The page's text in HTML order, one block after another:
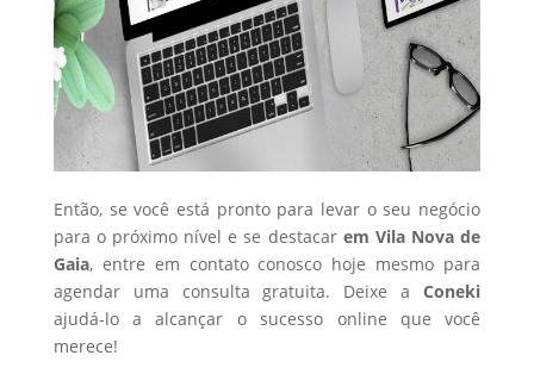
Então, se você está pronto para levar o seu negócio
para o próximo nível e se destacar em Vila Nova de
Gaia, entre em contato conosco hoje mesmo para
agendar uma consulta gratuita. Deixe aConeki
ajudá-lo a alcançar o sucesso online que você
merece!